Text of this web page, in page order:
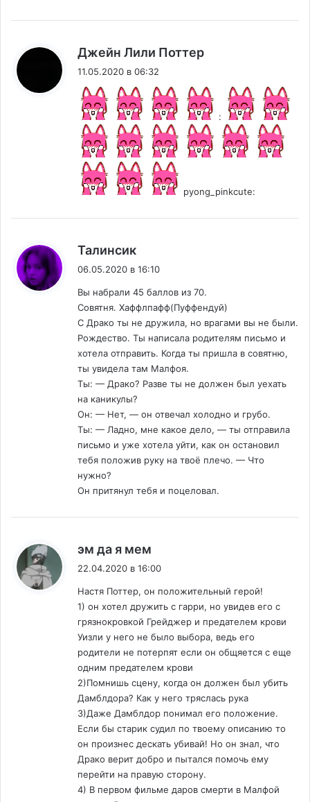
Джейн Лили Поттер
11.05.2020 в 06:32
:
pyong_pinkcute:
Талинсик
06.05.2020 в 16:10
Вы набрали 45 баллов из 70.
Совятня. Хаффлпафф(Пуффендуй)
С Драко ты не дружила, но врагами вы не были.
Рождество. Ты написала родителям письмо и
хотела отправить. Когда ты пришла в совятню,
ты увидела там Малфоя.
Ты: — Драко? Разве ты не должен был уехать
на каникулы?
Он: — Нет, — он отвечал холодно и грубо.
Ты: — Ладно, мне какое дело, — ты отправила
письмо и уже хотела уйти, как он остановил
тебя положив руку на твоё плечо. — Что
нужно?
Он притянул тебя и поцеловал.
эм да я мем
22.04.2020 в 16:00
Настя Поттер, он положительный герой!
1) он хотел дружить с гарри, но увидев его с
грязнокровкой Грейджер и предателем крови
Уизли у него не было выбора, ведь его
родители не потерпят если он общяется с еще
одним предателем крови
2)Помнишь сцену, когда он должен был убить
Дамблдора? Как у него тряслась рука
3)Даже Дамблдор понимал его положение.
Если бы старик судил по твоему описанию то
он произнес дескать убивай! Но он знал, что
Драко верит добро и пытался помочь ему
перейти на правую сторону.
4) В первом фильме даров смерти в Малфой